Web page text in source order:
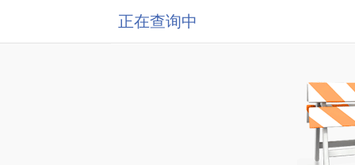
正在查询中